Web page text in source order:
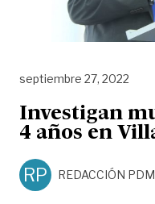
septiembre 27, 2022
Investigan
4 años en
RP REDACCIÓN PDM